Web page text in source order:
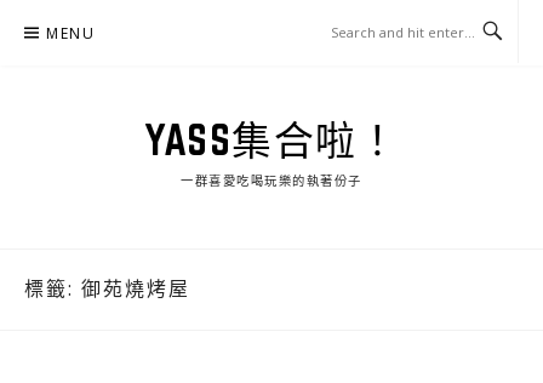
MENU
YASS集合啦！
一群喜愛吃喝玩樂的執著份子
標籤: 御苑燒烤屋